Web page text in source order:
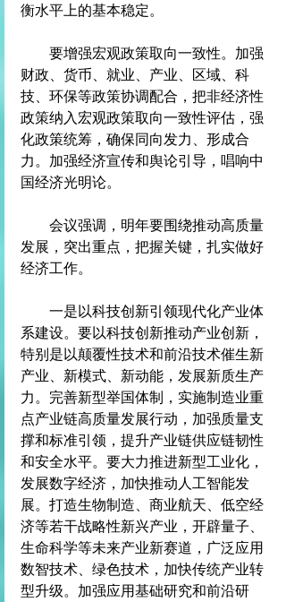
衡水平上的基本稳定。
要增强宏观政策取向一致性。加强
财政、货币、就业、产业、区域、科
技、环保等政策协调配合，把非经济性
政策纳入宏观政策取向一致性评估，强
化政策统筹，确保同向发力、形成合
力。加强经济宣传和舆论引导，唱响中
国经济光明论。
会议强调，明年要围绕推动高质量
发展，突出重点，把握关键，扎实做好
经济工作。
一是以科技创新引领现代化产业体
系建设。要以科技创新推动产业创新，
特别是以颠覆性技术和前沿技术催生新
产业、新模式、新动能，发展新质生产
力。完善新型举国体制，实施制造业重
点产业链高质量发展行动，加强质量支
撑和标准引领，提升产业链供应链韧性
和安全水平。要大力推进新型工业化，
发展数字经济，加快推动人工智能发
展。打造生物制造、商业航天、低空经
济等若干战略性新兴产业，开辟量子、
生命科学等未来产业新赛道，广泛应用
数智技术、绿色技术，加快传统产业转
型升级。加强应用基础研究和前沿研